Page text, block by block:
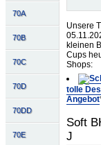
70A
70B
70C
70D
70DD
70E
Unsere
kleinen
Cups
Shops:
tolle
Angebot
Soft
J